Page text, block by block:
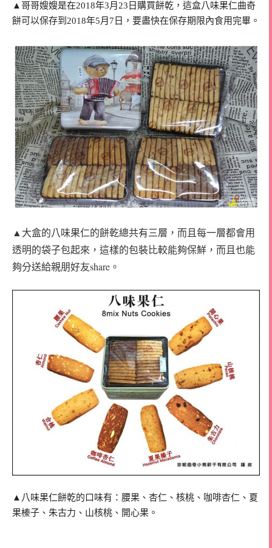
▲哥哥嫂嫂是在2018年3月23日購買餅乾，這盒八味果仁曲奇
餅可以保存到2018年5月7日，要盡快在保存期限內食用完畢。
▲大盒的八味果仁的餅乾總共有三層，而且每一層都會用
透明的袋子包起來，這樣的包裝比較能夠保鮮，而且也能
夠分送給親朋好友share。
▲八味果仁餅乾的口味有：腰果、杏仁、核桃、咖啡杏仁、夏
果榛子、朱古力、山核桃、開心果。